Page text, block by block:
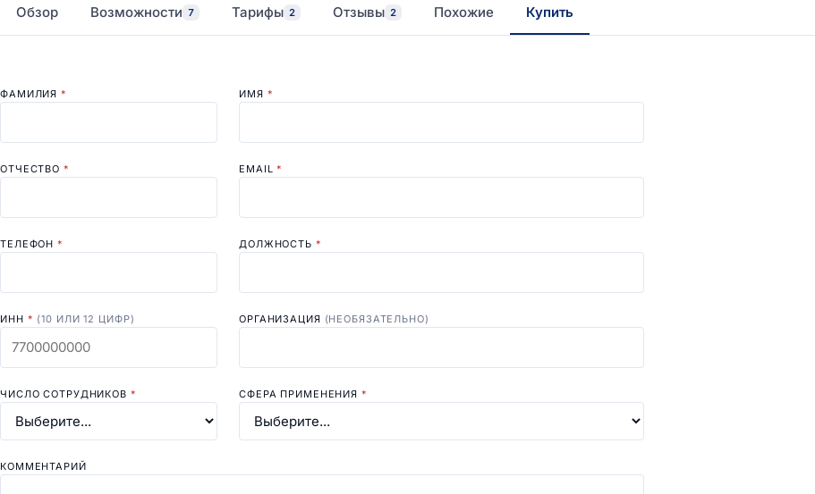
Обзор Возможности 7 Тарифы 2 Отзывы 2 Похожие Купить
ФАМИЛИЯ* ИМЯ *
ОТЧЕСТВО * EMAIL*
ТЕЛЕФОН* ДОЛЖНОСТЬ *
ИНН * (10 ИЛИ 12 ЦИФР) ОРГАНИЗАЦИЯ (НЕОБЯЗАТЕЛЬНО)
ЧИСЛО СОТРУДНИКОВ * СФЕРА ПРИМЕНЕНИЯ *
КОММЕНТАРИЙ